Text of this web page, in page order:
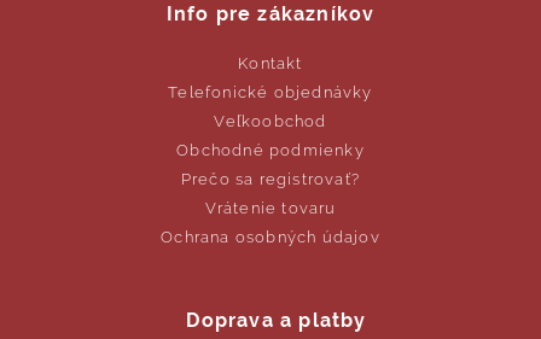
Info pre zákazníkov
Kontakt
Telefonické objednávky
Veľkoobchod
Obchodné podmienky
Prečo sa registrovať?
Vrátenie tovaru
Ochrana osobných údajov
Doprava a platby